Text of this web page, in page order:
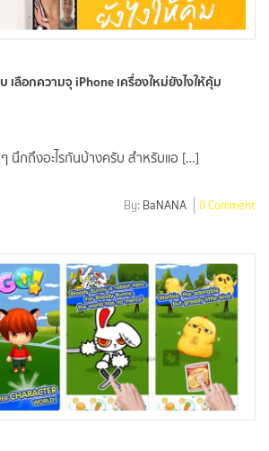
เลือกความจุ iPhone เครื่องใหม่ยังไงให้คุ้ม
นึกถึงอะไรกันบ้างครับ สำหรับแอ […]
By: BaNANA 0 Comment